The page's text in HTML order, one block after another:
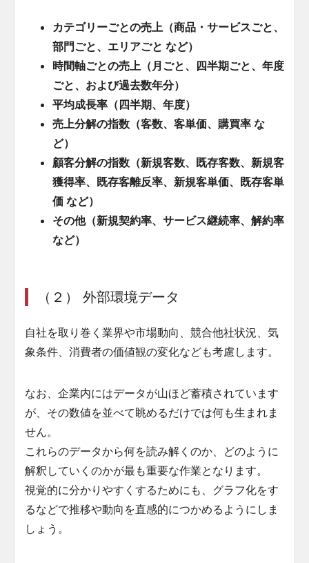
カテゴリーごとの売上（商品・サービスごと、
部門ごと、エリアごと など）
時間軸ごとの売上（月ごと、四半期ごと、年度
ごと、および過去数年分）
平均成長率（四半期、年度）
売上分解の指数（客数、客単価、購買率 な
ど）
顧客分解の指数（新規客数、既存客数、新規客
獲得率、既存客離反率、新規客単価、既存客単
価 など）
その他（新規契約率、サービス継続率、解約率
など）
（２） 外部環境データ
自社を取り巻く業界や市場動向、競合他社状況、気
象条件、消費者の価値観の変化なども考慮します。
なお、企業内にはデータが山ほど蓄積されています
が、その数値を並べて眺めるだけでは何も生まれま
せん。
これらのデータから何を読み解くのか、どのように
解釈していくのかが最も重要な作業となります。
視覚的に分かりやすくするためにも、グラフ化をす
るなどで推移や動向を直感的につかめるようにしま
しょう。